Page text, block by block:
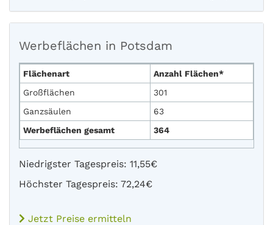
Werbeflächen in Potsdam
Flächenart
Anzahl Flächen*
Großflächen
301
Ganzsäulen
63
Werbeflächen gesamt
364
Niedrigster Tagespreis: 11,55€
Höchster Tagespreis: 72,24€
Jetzt Preise ermitteln